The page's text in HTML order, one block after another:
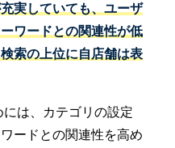
実していても、ユーザ
ワードとの関連性が低
索の上位に自店舗は表
は、カテゴリの設定
ードとの関連性を高め